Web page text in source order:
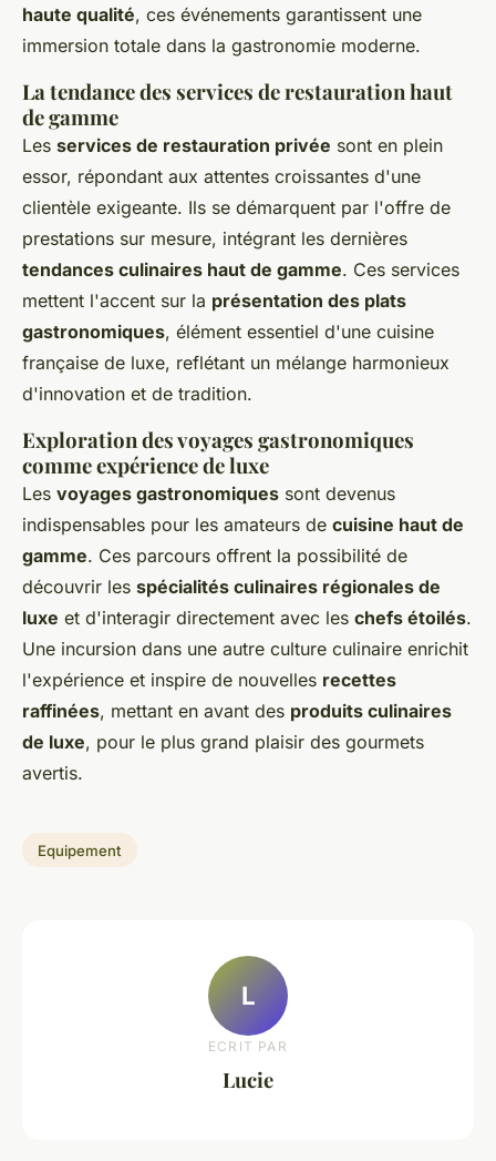
haute qualité, ces événements garantissent une
immersion totale dans la gastronomie moderne.
La tendance des services de restauration haut
de gamme
Les services de restauration privée sont en plein
essor, répondant aux attentes croissantes d'une
clientèle exigeante. Ils se démarquent par l'offre de
prestations sur mesure, intégrant les dernières
tendances culinaires haut de gamme. Ces services
mettent l'accent sur la présentation des plats
gastronomiques, élément essentiel d'une cuisine
française de luxe, reflétant un mélange harmonieux
d'innovation et de tradition.
Exploration des voyages gastronomiques
comme expérience de luxe
Les voyages gastronomiques sont devenus
indispensables pour les amateurs de cuisine haut de
gamme. Ces parcours offrent la possibilité de
découvrir les spécialités culinaires régionales de
luxe et d'interagir directement avec les chefs étoilés.
Une incursion dans une autre culture culinaire enrichit
l'expérience et inspire de nouvelles recettes
raffinées, mettant en avant des produits culinaires
de luxe, pour le plus grand plaisir des gourmets
avertis.
Equipement
L
ECRIT PAR
Lucie